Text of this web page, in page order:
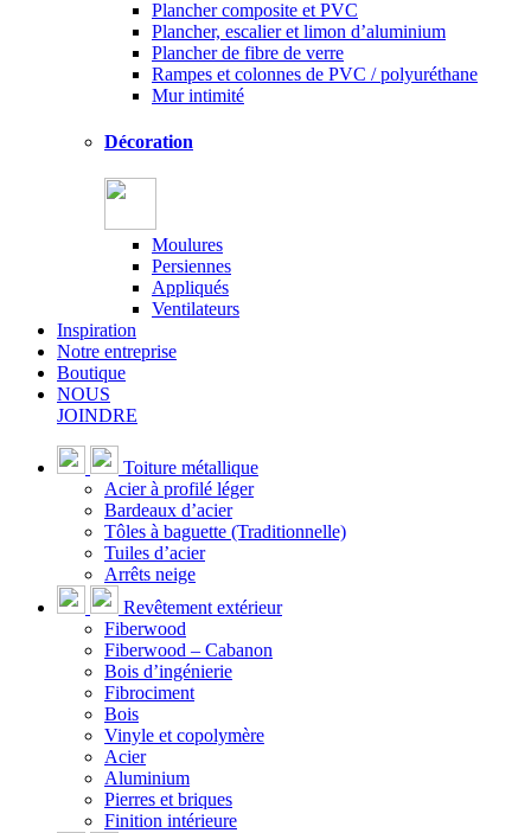
Plancher composite et PVC
Plancher, escalier et limon d’aluminium
Plancher de fibre de verre
Rampes et colonnes de PVC / polyuréthane
Mur intimité
Décoration
Moulures
Persiennes
Appliqués
Ventilateurs
Inspiration
Notre entreprise
Boutique
NOUS
JOINDRE
Toiture métallique
Acier à profilé léger
Bardeaux d’acier
Tôles à baguette (Traditionnelle)
Tuiles d’acier
Arrêts neige
Revêtement extérieur
Fiberwood
Fiberwood – Cabanon
Bois d’ingénierie
Fibrociment
Bois
Vinyle et copolymère
Acier
Aluminium
Pierres et briques
Finition intérieure